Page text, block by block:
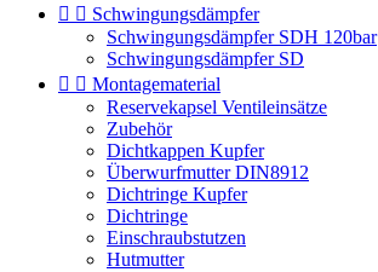
  Schwingungsdämpfer
Schwingungsdämpfer SDH 120bar
Schwingungsdämpfer SD
  Montagematerial
Reservekapsel Ventileinsätze
Zubehör
Dichtkappen Kupfer
Überwurfmutter DIN8912
Dichtringe Kupfer
Dichtringe
Einschraubstutzen
Hutmutter